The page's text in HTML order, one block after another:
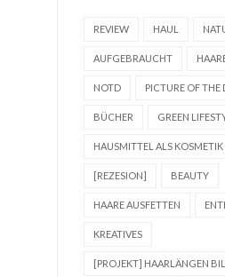
REVIEW HAUL
AUFGEBRAUCHT
NOTD PICTURE OF THE
BÜCHER GREEN
HAUSMITTEL ALS KOSMETIK
[REZESION] BEAUTY
HAARE AUSFETTEN
KREATIVES
[PROJEKT] HAARLÄNGEN